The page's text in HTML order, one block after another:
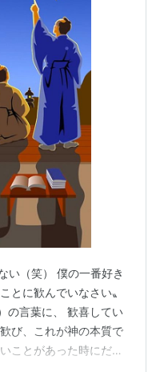
い（笑） 僕の一番好き
とに歓んでいなさい〟
の言葉に、 歓喜してい
び、これが神の本質で
ことがあった時にだけ